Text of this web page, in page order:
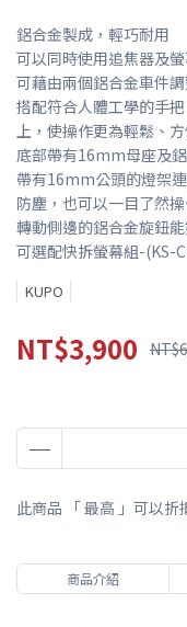
鋁合金製成，輕巧耐用
可以同時使用追焦器及
可藉由兩個鋁合金車件
搭配符合人體工學的手
上，使操作更為輕鬆、
底部帶有16mm母座及
帶有16mm公頭的燈架
防塵，也可以一目了然
轉動側邊的鋁合金旋鈕
可選配快拆螢幕組-(KS-
KUPO
NT$3,900
此商品 「 最高 」可以折
商品介紹